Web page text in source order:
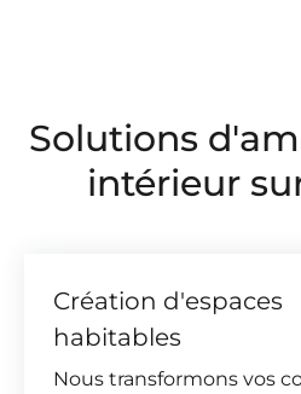
Solutions
intérieur
Création d'espaces
habitables
Nous transformons vos